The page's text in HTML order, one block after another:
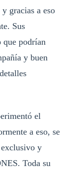
gracias a eso
Sus
que podrían
y buen
el
a eso, se
y
Toda su